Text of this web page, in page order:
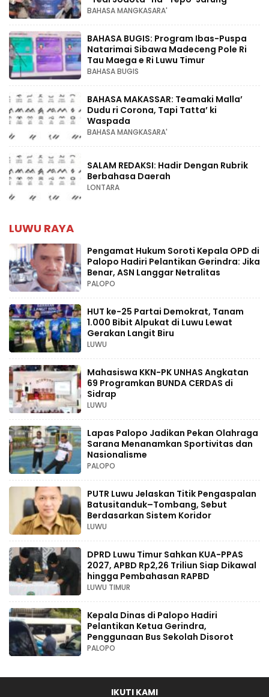
BAHASA MANGKASARA'
BAHASA BUGIS: Program Ibas-Puspa
Natarimai Sibawa Madeceng Pole Ri
Tau Maega e Ri Luwu Timur
BAHASA BUGIS
BAHASA MAKASSAR: Teamaki Malla’
Dudu ri Corona, Tapi Tatta’ ki
Waspada
BAHASA MANGKASARA'
SALAM REDAKSI: Hadir Dengan Rubrik
Berbahasa Daerah
LONTARA
LUWU RAYA
Pengamat Hukum Soroti Kepala OPD di
Palopo Hadiri Pelantikan Gerindra: Jika
Benar, ASN Langgar Netralitas
PALOPO
HUT ke-25 Partai Demokrat, Tanam
1.000 Bibit Alpukat di Luwu Lewat
Gerakan Langit Biru
LUWU
Mahasiswa KKN-PK UNHAS Angkatan
69 Programkan BUNDA CERDAS di
Sidrap
LUWU
Lapas Palopo Jadikan Pekan Olahraga
Sarana Menanamkan Sportivitas dan
Nasionalisme
PALOPO
PUTR Luwu Jelaskan Titik Pengaspalan
Batusitanduk–Tombang, Sebut
Berdasarkan Sistem Koridor
LUWU
DPRD Luwu Timur Sahkan KUA-PPAS
2027, APBD Rp2,26 Triliun Siap Dikawal
hingga Pembahasan RAPBD
LUWU TIMUR
Kepala Dinas di Palopo Hadiri
Pelantikan Ketua Gerindra,
Penggunaan Bus Sekolah Disorot
PALOPO
IKUTI KAMI